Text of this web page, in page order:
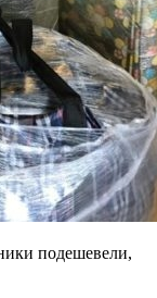
подешевели,